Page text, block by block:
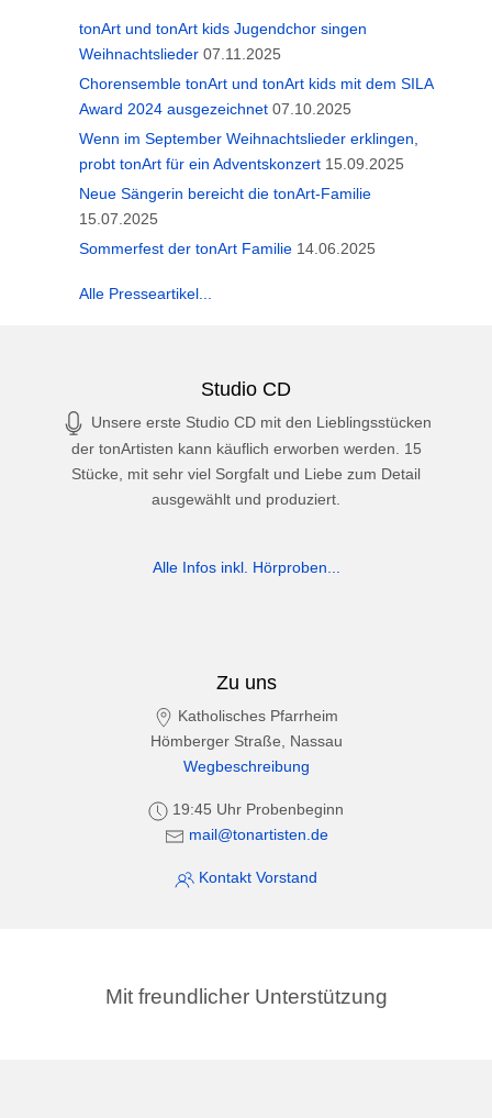
tonArt und tonArt kids Jugendchor singen
Weihnachtslieder 07.11.2025
Chorensemble tonArt und tonArt kids mit dem SILA
Award 2024 ausgezeichnet 07.10.2025
Wenn im September Weihnachtslieder erklingen,
probt tonArt für ein Adventskonzert 15.09.2025
Neue Sängerin bereicht die tonArt-Familie
15.07.2025
Sommerfest der tonArt Familie 14.06.2025
Alle Presseartikel...
Studio CD
Unsere erste Studio CD mit den Lieblingsstücken
der tonArtisten kann käuflich erworben werden. 15
Stücke, mit sehr viel Sorgfalt und Liebe zum Detail
ausgewählt und produziert.
Alle Infos inkl. Hörproben...
Zu uns
Katholisches Pfarrheim
Hömberger Straße, Nassau
Wegbeschreibung
19:45 Uhr Probenbeginn
mail@tonartisten.de
Kontakt Vorstand
Mit freundlicher Unterstützung